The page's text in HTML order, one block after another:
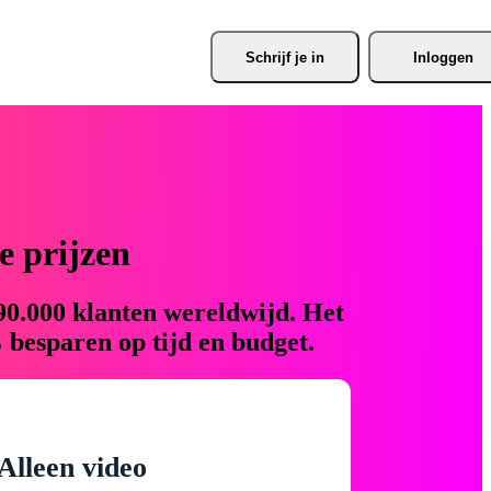
Schrijf je in Inloggen
prijzen
klanten wereldwijd. Het
op tijd en budget.
video